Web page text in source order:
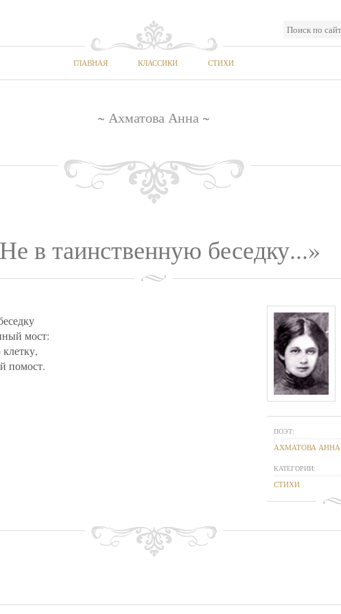
ГЛАВНАЯ КЛАССИКИ СТИХИ
~ Ахматова Анна ~
в таинственную беседку...»
мост:
помост.
ПОЭТ:
АХМАТОВА АННА
КАТЕГОРИИ:
СТИХИ